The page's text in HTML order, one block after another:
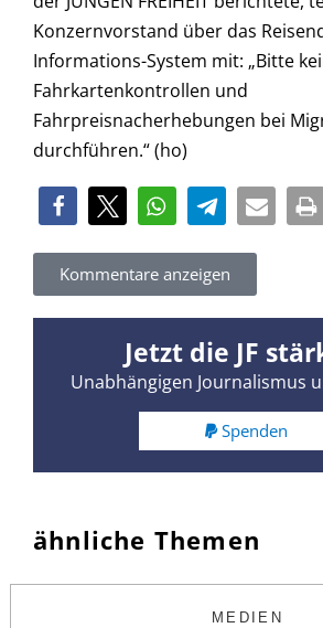
Konzernvorstand über das
Informations-System mit: „Bitte
Fahrkartenkontrollen und
Fahrpreisnacherhebungen bei
durchführen.“ (ho)
Kommentare anzeigen
Jetzt die JF
Unabhängigen Journalismus
Spenden
ähnliche Themen
MEDIEN